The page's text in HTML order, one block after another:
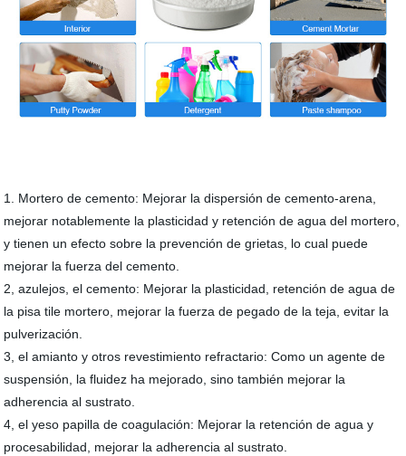
1. Mortero de cemento: Mejorar la dispersión de cemento-arena,
mejorar notablemente la plasticidad y retención de agua del mortero,
y tienen un efecto sobre la prevención de grietas, lo cual puede
mejorar la fuerza del cemento.
2, azulejos, el cemento: Mejorar la plasticidad, retención de agua de
la pisa tile mortero, mejorar la fuerza de pegado de la teja, evitar la
pulverización.
3, el amianto y otros revestimiento refractario: Como un agente de
suspensión, la fluidez ha mejorado, sino también mejorar la
adherencia al sustrato.
4, el yeso papilla de coagulación: Mejorar la retención de agua y
procesabilidad, mejorar la adherencia al sustrato.